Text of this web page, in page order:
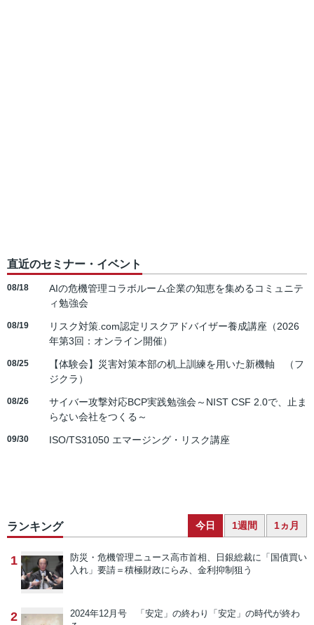
直近のセミナー・イベント
08/18
AIの危機管理コラボルーム企業の知恵を集めるコミュニテ
ィ勉強会
08/19
リスク対策.com認定リスクアドバイザー養成講座（2026
年第3回：オンライン開催）
08/25
【体験会】災害対策本部の机上訓練を用いた新機軸 （フ
ジクラ）
08/26
サイバー攻撃対応BCP実践勉強会～NIST CSF 2.0で、止ま
らない会社をつくる～
09/30 ISO/TS31050 エマージング・リスク講座
ランキング 今日 1週間 1ヵ月
1 防災・危機管理ニュース高市首相、日銀総裁に「国債買い
入れ」要請＝積極財政にらみ、金利抑制狙う
2 2024年12月号 「安定」の終わり
「安定」の時代が終わ